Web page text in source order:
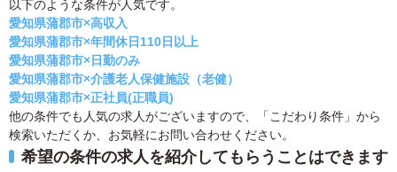
以下のような条件が人気です。
愛知県蒲郡市×高収入
愛知県蒲郡市×年間休日110日以上
愛知県蒲郡市×日勤のみ
愛知県蒲郡市×介護老人保健施設（老健）
愛知県蒲郡市×正社員(正職員)
他の条件でも人気の求人がございますので、「こだわり条件」から
検索いただくか、お気軽にお問い合わせください。
希望の条件の求人を紹介してもらうことはできます